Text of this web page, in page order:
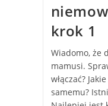
krok 1
Wiadomo, że
mamusi.
włączać?
samemu?